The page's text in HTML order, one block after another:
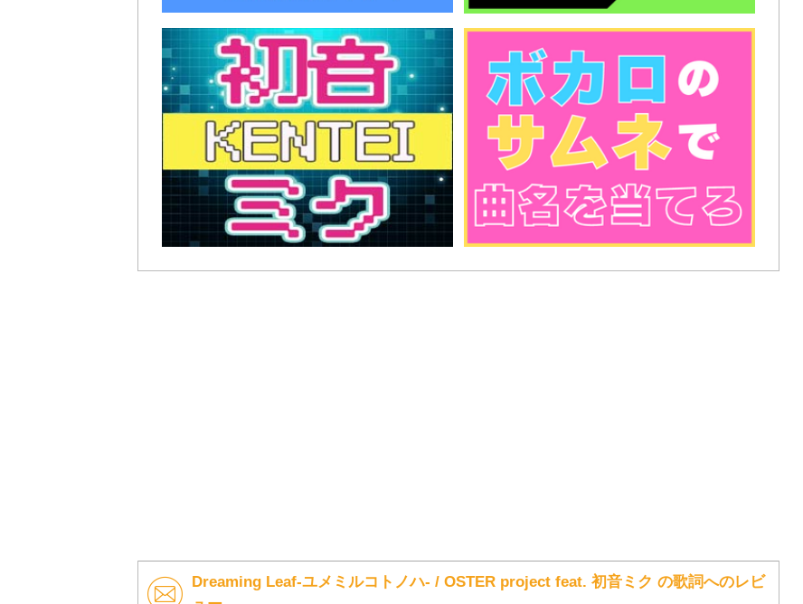
Dreaming Leaf-ユメミルコトノハ- / OSTER project feat. 初音ミク の歌詞へのレビ